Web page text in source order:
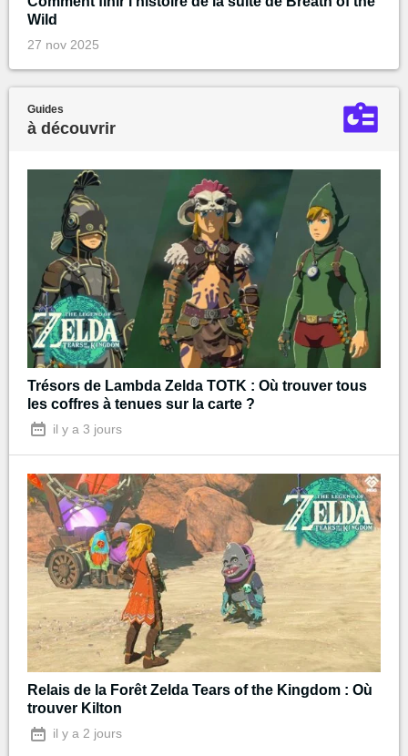
Wild
27 nov 2025
Guides
à découvrir
Trésors de Lambda Zelda TOTK : Où trouver tous
les coffres à tenues sur la carte ?
il y a 3 jours
Relais de la Forêt Zelda Tears of the Kingdom : Où
trouver Kilton
il y a 2 jours